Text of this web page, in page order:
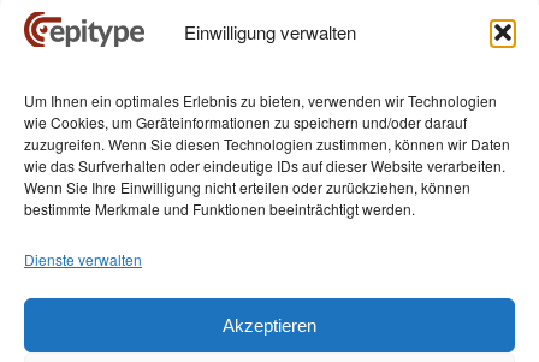
Einwilligung verwalten
Um Ihnen ein optimales Erlebnis zu bieten, verwenden wir Technologien
wie Cookies, um Geräteinformationen zu speichern und/oder darauf
zuzugreifen. Wenn Sie diesen Technologien zustimmen, können wir Daten
wie das Surfverhalten oder eindeutige IDs auf dieser Website verarbeiten.
Wenn Sie Ihre Einwilligung nicht erteilen oder zurückziehen, können
bestimmte Merkmale und Funktionen beeinträchtigt werden.
Dienste verwalten
Akzeptieren
Die Erkrankungsrate bei Gebärmutterhalskrebs ist in
sind es 8,2 von 100.000. In Portugal ist
Gebärmutterhalskrebs die zweithäufigste Krebsart bei
Frauen zwischen 15 und 44 Jahren, in Deutschland liegt
die Häufigkeit bei Frauen dieses Alters auf Platz 3. Weit
Portugal versterben 54% aller an Gebärmutterhalskrebs
„Durch eine frühe Erkennung von Gebärmutterhalskrebs